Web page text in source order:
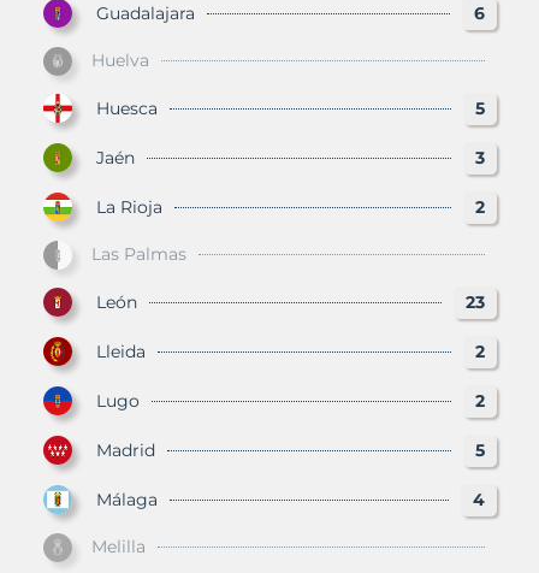
Guadalajara 6
Huelva
Huesca 5
Jaén 3
La Rioja 2
Las Palmas
León 23
Lleida 2
Lugo 2
Madrid 5
Málaga 4
Melilla